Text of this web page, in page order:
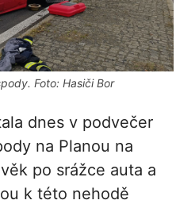
Foto: Hasiči Bor
dnes v podvečer
na Planou na
po srážce auta a
k této nehodě